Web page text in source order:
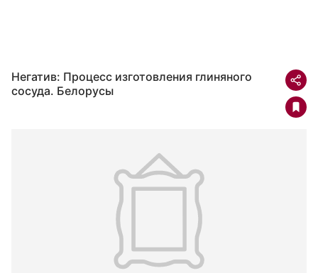
Негатив: Процесс изготовления глиняного
сосуда. Белорусы